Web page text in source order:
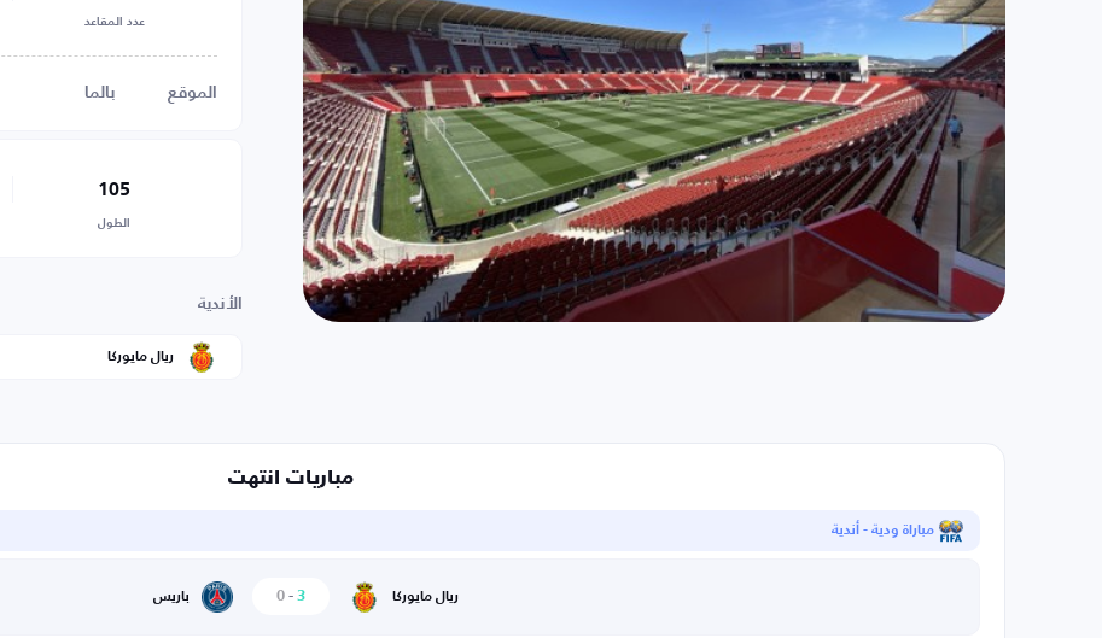
عدد المقاعد
الموقع بالما
105
الطول
الأندية
ريال مايوركا
مباريات انتهت
مباراة ودية - أندية
ريال مايوركا 3
-
0 باريس